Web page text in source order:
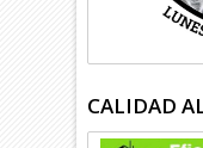
CALIDAD